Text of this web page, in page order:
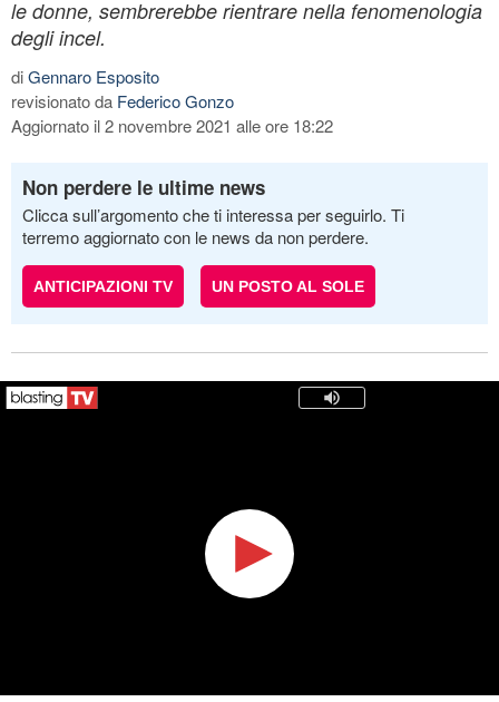
le donne, sembrerebbe rientrare nella fenomenologia
degli incel.
diGennaro Esposito
revisionato da Federico Gonzo
Aggiornato il 2 novembre 2021 alle ore 18:22
Non perdere le ultime news
Clicca sull’argomento che ti interessa per seguirlo. Ti
terremo aggiornato con le news da non perdere.
ANTICIPAZIONI TV UN POSTO AL SOLE